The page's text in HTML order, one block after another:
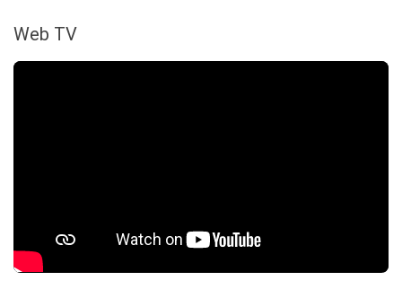
Web TV